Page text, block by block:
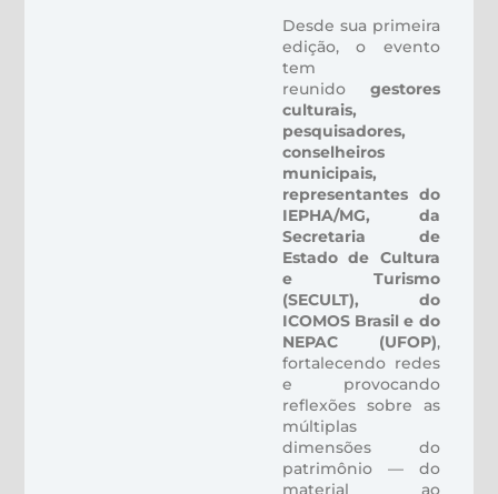
Desde sua primeira
edição, o evento
tem
reunido gestores
culturais,
pesquisadores,
conselheiros
municipais,
representantes do
IEPHA/MG, da
Secretaria de
Estado de Cultura
e Turismo
(SECULT), do
ICOMOS Brasil e do
NEPAC (UFOP),
fortalecendo redes
e provocando
reflexões sobre as
múltiplas
dimensões do
patrimônio — do
material ao